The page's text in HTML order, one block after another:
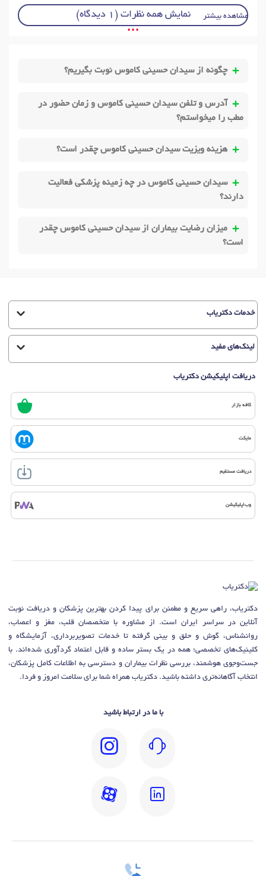
مشاهده بیشتر نمایش همه نظرات (1 دیدگاه)
• • •
چگونه از سیدان حسینی کاموس نوبت بگیریم؟
آدرس و تلفن سیدان حسینی کاموس و زمان حضور در
مطب را میخواستم؟
هزینه ویزیت سیدان حسینی کاموس چقدر است؟
سیدان حسینی کاموس در چه زمینه پزشکی فعالیت
دارند؟
میزان رضایت بیماران از سیدان حسینی کاموس چقدر
است؟
خدمات دکتریاب
لینک‌های مفید
دریافت اپلیکیشن دکتریاب
کافه بازار
مایکت
دریافت مستقیم
وب‌اپلیکیشن
دکتریاب، راهی سریع و مطمئن برای پیدا کردن بهترین پزشکان و دریافت نوبت
آنلاین در سراسر ایران است. از مشاوره با متخصصان قلب، مغز و اعصاب،
روانشناس، گوش و حلق و بینی گرفته تا خدمات تصویربرداری، آزمایشگاه و
کلینیک‌های تخصصی؛ همه در یک بستر ساده و قابل اعتماد گردآوری شده‌اند. با
جست‌وجوی هوشمند، بررسی نظرات بیماران و دسترسی به اطلاعات کامل پزشکان،
انتخاب آگاهانه‌تری داشته باشید. دکتریاب همراه شما برای سلامت امروز و فردا.
با ما در ارتباط باشید